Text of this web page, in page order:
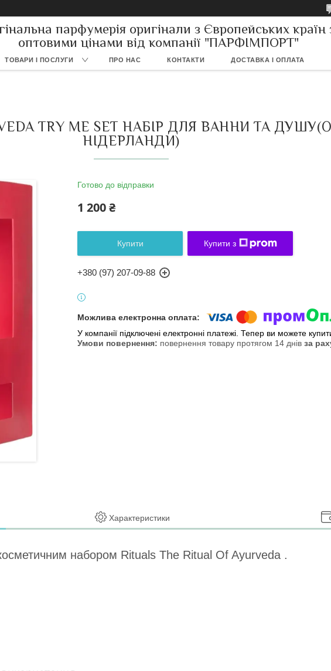
парфумерія оригінали з Європейських країн
оптовими цінами від компанії "ПАРФІМПОРТ"
ТОВАРИ І ПОСЛУГИ ПРО НАС КОНТАКТИ ДОСТАВКА І ОПЛАТА
TRY ME SET НАБІР ДЛЯ ВАННИ ТА
НІДЕРЛАНДИ)
Готово до відправки
1 200 ₴
Купити Купити з
+380 (97) 207-09-88
У компанії підключені електронні платежі. Тепер ви можете
повернення товару протягом 14 днів за
Характеристики
набором Rituals The Ritual Of Ayurveda .